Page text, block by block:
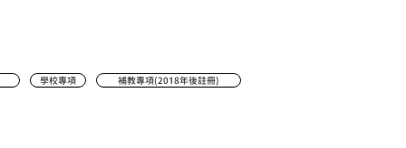
學校專項 補教專項(2018年後註冊)